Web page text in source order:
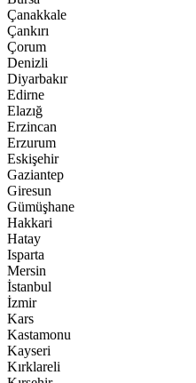
Çanakkale
Çankırı
Çorum
Denizli
Diyarbakır
Edirne
Elazığ
Erzincan
Erzurum
Eskişehir
Gaziantep
Giresun
Gümüşhane
Hakkari
Hatay
Isparta
Mersin
İstanbul
İzmir
Kars
Kastamonu
Kayseri
Kırklareli